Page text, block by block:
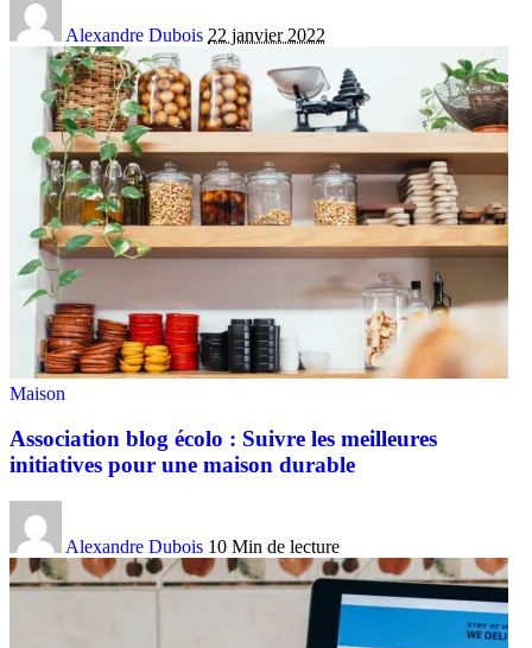
Maison
Association blog écolo : Suivre les meilleures
initiatives pour une maison durable
Alexandre Dubois 10 Min de lecture
Alexandre Dubois 22 janvier 2022